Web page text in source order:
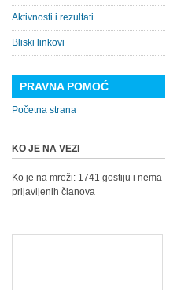
Aktivnosti i rezultati
Bliski linkovi
PRAVNA POMOĆ
Početna strana
KO JE NA VEZI
Ko je na mreži: 1741 gostiju i nema
prijavljenih članova